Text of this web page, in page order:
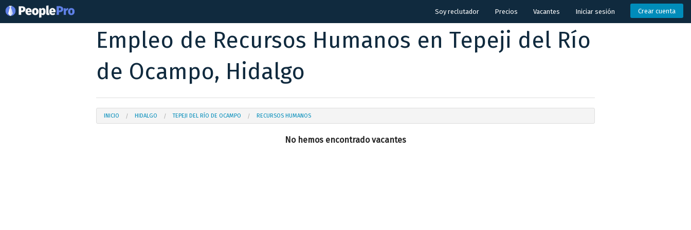
Soy reclutador Precios Vacantes Iniciar sesión Crear cuenta
Empleo de Recursos Humanos en Tepeji del Río
de Ocampo, Hidalgo
INICIO HIDALGO TEPEJI DEL RÍO DE OCAMPO RECURSOS HUMANOS
No hemos encontrado vacantes